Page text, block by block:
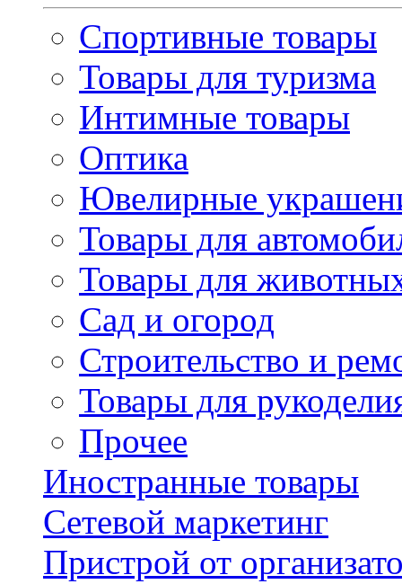
Спортивные товары
Товары для туризма
Интимные товары
Оптика
Ювелирные
Товары для
Товары для
Сад и огород
Строительство и
Товары для
Прочее
Иностранные товары
Сетевой маркетинг
Пристрой от